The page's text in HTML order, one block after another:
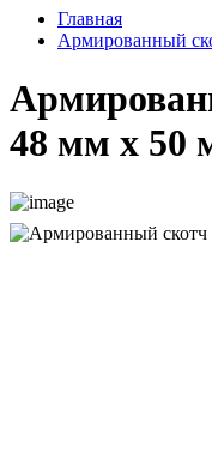
Главная
Армированный
48 мм х 50